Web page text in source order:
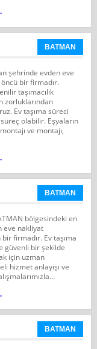
BATMAN
şehrinde evden eve
bir firmadır.
taşımacılık
zorluklarından
Ev taşıma süreci
olabilir. Eşyaların
ve montajı,
BATMAN
bölgesindeki en
eve nakliyat
firmadır. Ev taşıma
güvenli bir şekilde
için uzman
hizmet anlayışı ve
BATMAN